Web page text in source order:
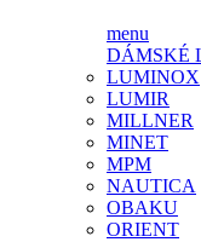
menu
DÁMSKÉ
LUMINOX
LUMIR
MILLNER
MINET
MPM
NAUTICA
OBAKU
ORIENT